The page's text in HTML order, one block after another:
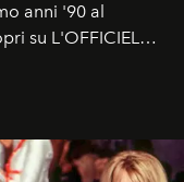
anni '90 al
su L'OFFICIEL